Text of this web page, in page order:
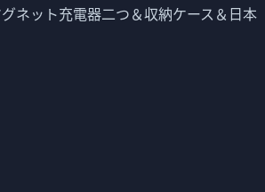
ット充電器二つ＆収納ケース＆日本